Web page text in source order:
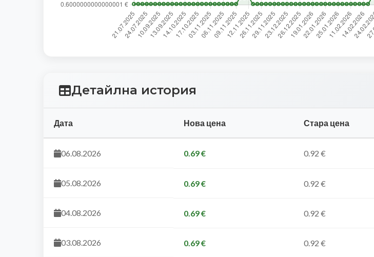
Детайлна история
Дата Нова цена Стара цена
06.08.2026 0.69 € 0.92 €
05.08.2026 0.69 € 0.92 €
04.08.2026 0.69 € 0.92 €
03.08.2026 0.69 € 0.92 €